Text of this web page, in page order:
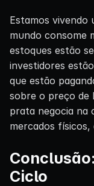
Estamos vivendo
mundo consome
estoques estão
investidores
que estão
sobre o preço de
prata negocia na
mercados físicos,
Ciclo